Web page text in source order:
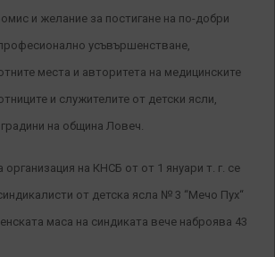
и желание за постигане на по-добри
усъвършенстване,
места и авторитета на медицинските
и служителите от детски ясли,
на община Ловеч.
на КНСБ от от 1 януари т. г. се
от детска ясла № 3 “Мечо Пух“
маса на синдиката вече наброява 43